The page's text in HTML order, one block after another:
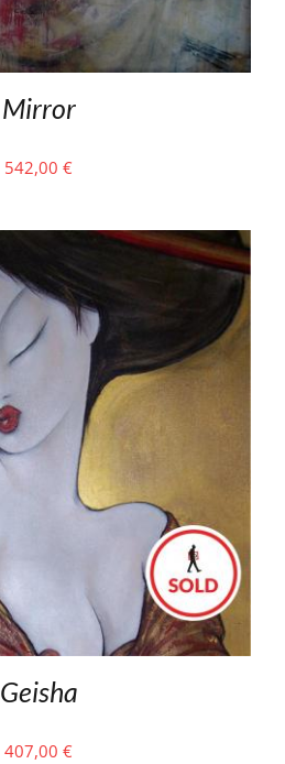
Mirror
542,00 €
Geisha
407,00 €